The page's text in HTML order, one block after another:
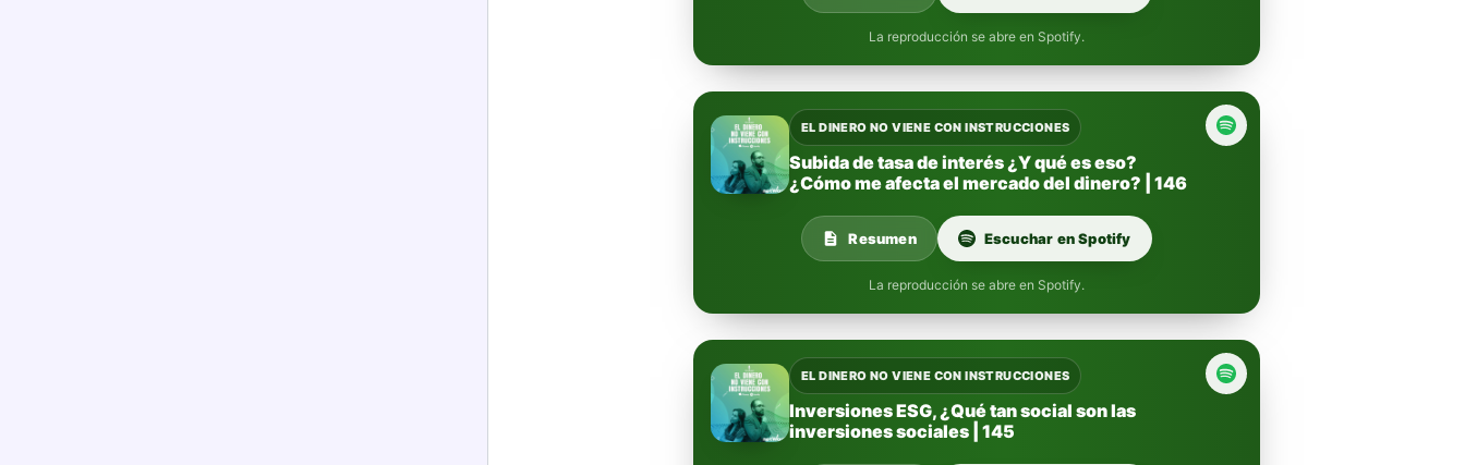
La reproducción se abre en Spotify.
EL DINERO NO VIENE CON INSTRUCCIONES
Subida de tasa de interés ¿Y qué es eso?
¿Cómo me afecta el mercado del dinero? | 146
Resumen Escuchar en Spotify
La reproducción se abre en Spotify.
EL DINERO NO VIENE CON INSTRUCCIONES
Inversiones ESG, ¿Qué tan social son las
inversiones sociales | 145